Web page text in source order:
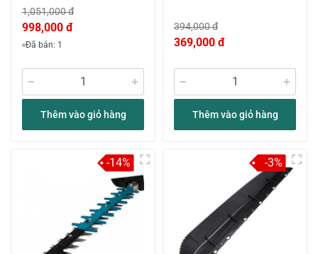
1,051,000 đ
998,000 đ
Đã bán: 1
Thêm vào giỏ hàng
394,000 đ
369,000 đ
Thêm vào giỏ hàng
-14% -3%